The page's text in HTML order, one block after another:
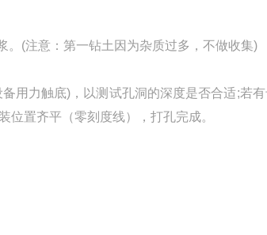
。(注意：第一钻土因为杂质过多，不做收集)
用力触底)，以测试孔洞的深度是否合适;若
位置齐平（零刻度线），打孔完成。